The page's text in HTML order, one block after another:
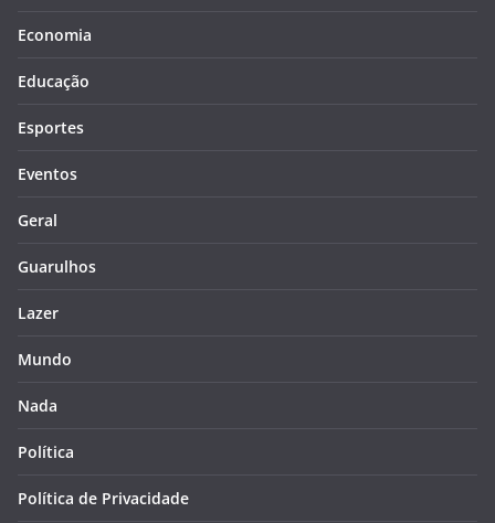
Economia
Educação
Esportes
Eventos
Geral
Guarulhos
Lazer
Mundo
Nada
Política
Política de Privacidade